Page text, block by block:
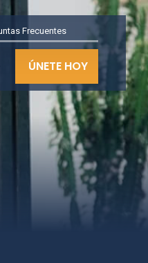
Frecuentes
ÚNETE HOY